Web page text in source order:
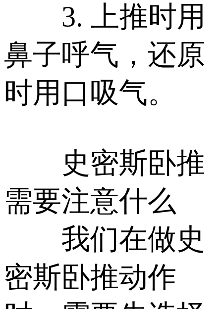
3. 上推时用
鼻子呼气，还原
时用口吸气。
史密斯卧推
需要注意什么
我们在做史
密斯卧推动作